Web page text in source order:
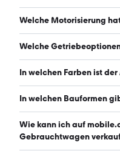
Es gibt insgesamt 91
Welche Motorisierung
Der Alfa Romeo 2004
Welche
Der Alfa Romeo 2004 ist
6.8.2026)
In welchen Farben ist
Den Alfa Romeo 2004
häufigste Farbe ist
In welchen Bauformen
Den Alfa Romeo 2004
Limousine. (Stand:
Wie kann ich auf
Gebrauchtwagen